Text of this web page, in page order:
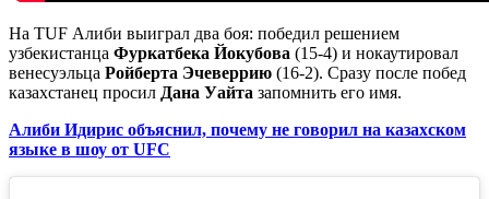
На TUF Алиби выиграл два боя: победил решением
узбекистанца Фуркатбека Йокубова (15-4) и нокаутировал
венесуэльца Ройберта Эчеверрию (16-2). Сразу после побед
казахстанец просил Дана Уайта запомнить его имя.
Алиби Идирис объяснил, почему не говорил на казахском
языке в шоу от UFC